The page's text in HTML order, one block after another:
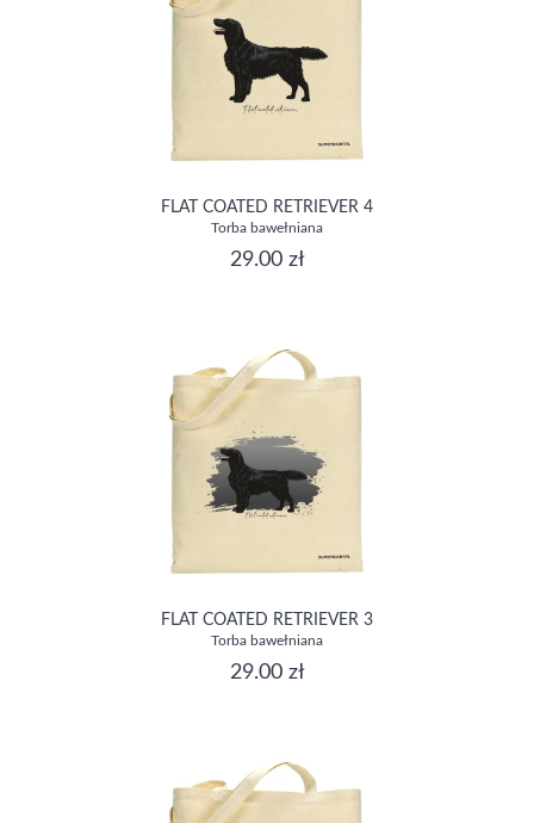
FLAT COATED RETRIEVER 4
Torba bawełniana
29.00 zł
FLAT COATED RETRIEVER 3
Torba bawełniana
29.00 zł